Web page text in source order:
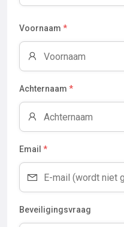
Voornaam *
Achternaam *
Email *
Beveiligingsvraag